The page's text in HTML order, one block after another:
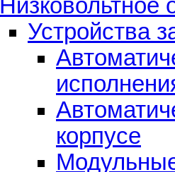
Низковольтное
Устройства
корпусе